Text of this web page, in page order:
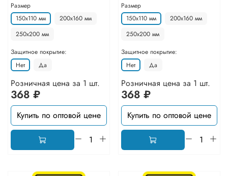
Размер
150х110 мм
200х160 мм
250х200 мм
Защитное покрытие:
Нет
Да
Розничная цена за 1 шт.
368 ₽
Купить по оптовой цене
Размер
150х110 мм
200х160 мм
250х200 мм
Защитное покрытие:
Нет
Да
Розничная цена за 1 шт.
368 ₽
Купить по оптовой цене